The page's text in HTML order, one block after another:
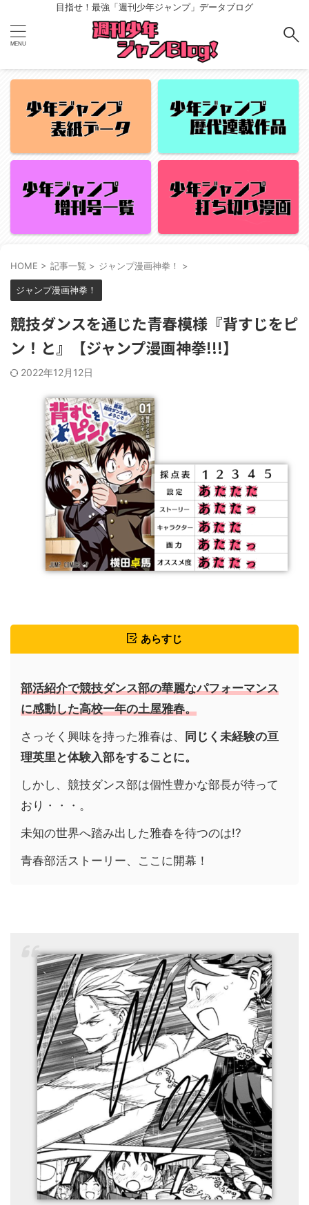
目指せ！最強「週刊少年ジャンプ」データブログ
HOME > 記事一覧 > ジャンプ漫画神拳！ >
ジャンプ漫画神拳！
競技ダンスを通じた青春模様『背すじをピ
ン！と』【ジャンプ漫画神拳!!!】
2022年12月12日
あらすじ
部活紹介で競技ダンス部の華麗なパフォーマンス
に感動した高校一年の土屋雅春。
さっそく興味を持った雅春は、 同じく未経験の亘
理英里と体験入部をすることに。
しかし、競技ダンス部は個性豊かな部長が待って
おり・・・。
未知の世界へ踏み出した雅春を待つのは!?
青春部活ストーリー、ここに開幕！